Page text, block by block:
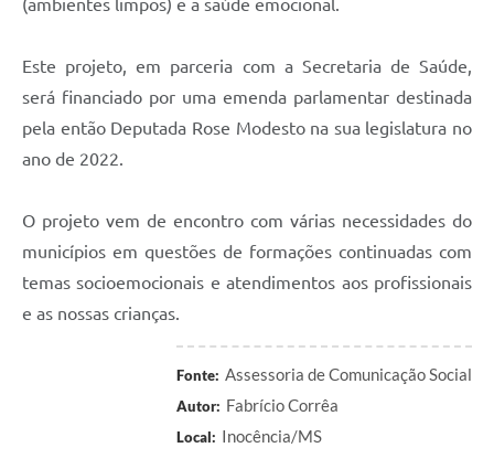
Este projeto, em parceria com a Secretaria de Saúde,
será financiado por uma emenda parlamentar destinada
pela então Deputada Rose Modesto na sua legislatura no
ano de 2022.
O projeto vem de encontro com várias necessidades do
municípios em questões de formações continuadas com
temas socioemocionais e atendimentos aos profissionais
e as nossas crianças.
Fonte: Assessoria de Comunicação Social
Autor: Fabrício Corrêa
Local: Inocência/MS